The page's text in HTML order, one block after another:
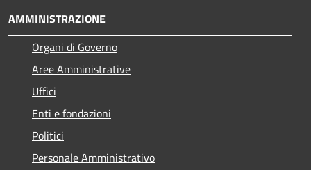
AMMINISTRAZIONE
Organi di Governo
Aree Amministrative
Uffici
Enti e fondazioni
Politici
Personale Amministrativo